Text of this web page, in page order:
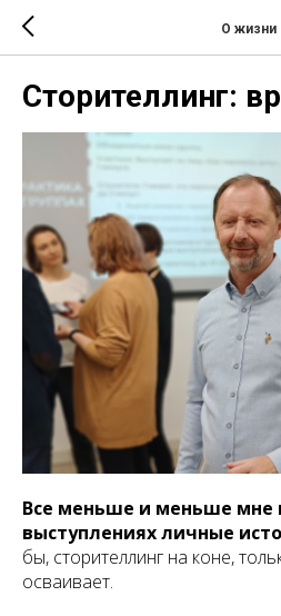
О жизни
Сторителлинг:
Все меньше и меньше мне
выступлениях личные
бы, сторителлинг на коне,
осваивает.